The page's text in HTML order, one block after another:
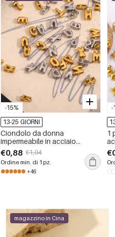
-15%
13-25 GIORNI
Ciondolo da donna
impermeabile in acciaio
inossidabile con lettera di
moda fai da te della serie
semplice
€0,88 €1,04
Ordine min. di 1 pz.
+46
-
1
magazzino in Cina